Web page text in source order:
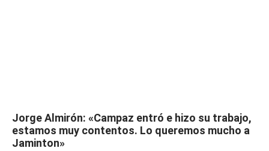
Jorge Almirón: «Campaz entró e hizo su trabajo,
estamos muy contentos. Lo queremos mucho a
Jaminton»